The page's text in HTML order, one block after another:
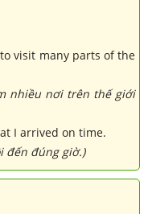
visit many parts of the
nhiều nơi trên thế giới
I arrived on time.
đến đúng giờ.)